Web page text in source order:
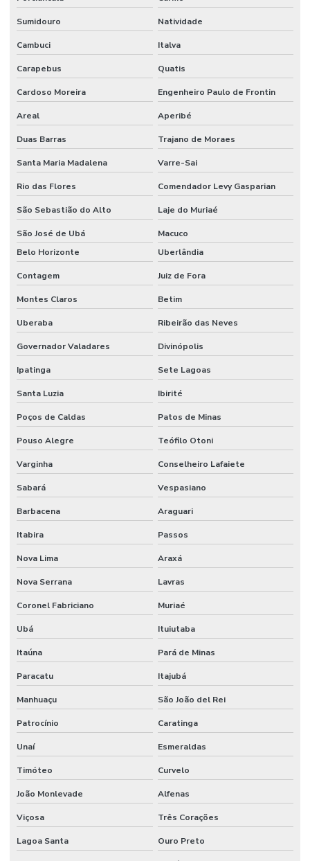
Limpeza De Escritórios E Empresas
Limpeza De Estruturas E Pisos
Limpeza De Estruturas E Pisos Industriais
Limpeza De Estruturas Industriais
Limpeza De Pisos Industriais
Limpeza De Recepção E Corredores
Limpeza E Conservação
Limpeza E Conservação De Ambientes Corporativos
Limpeza de espaços corporativos
Limpeza Especializada Para Ambientes Comerciais
Limpeza Profissional De Ambientes
Limpeza Profunda De Ambientes Administrativos
Limpeza Técnica De Ambientes Industriais
Limpeza Técnica De Indústrias E Escritórios
Manutenção corporativa
Manutenção Corretiva De Edifícios
Manutenção De Climatização Predial
Manutenção De Edifícios
Manutenção De Espaços E Limpeza Segura
Manutenção De Iluminação De Edifícios
Manutenção De Impermeabilização Predial
Manutenção De Sistemas Elétricos E Hidráulicos
Manutenção De Sistemas Elétricos Prediais
Manutenção De Sistemas Hidráulicos
Manutenção De Sistemas Sanitários
Manutenção E Conservação De Ambientes
Manutenção E Limpeza Industrial
Manutenção E Reparo De Edificações
Sumidouro Natividade
Cambuci Italva
Carapebus Quatis
Cardoso Moreira Engenheiro Paulo de Frontin
Areal Aperibé
Duas Barras Trajano de Moraes
Santa Maria Madalena Varre-Sai
Rio das Flores Comendador Levy Gasparian
São Sebastião do Alto Laje do Muriaé
São José de Ubá
Macuco
Belo Horizonte
Uberlândia
Contagem Juiz de Fora
Montes Claros Betim
Uberaba Ribeirão das Neves
Governador Valadares Divinópolis
Ipatinga Sete Lagoas
Santa Luzia Ibirité
Poços de Caldas Patos de Minas
Pouso Alegre Teófilo Otoni
Varginha Conselheiro Lafaiete
Sabará Vespasiano
Barbacena Araguari
Itabira Passos
Nova Lima Araxá
Nova Serrana Lavras
Coronel Fabriciano Muriaé
Ubá Ituiutaba
Itaúna Pará de Minas
Paracatu Itajubá
Manhuaçu São João del Rei
Patrocínio Caratinga
Unaí Esmeraldas
Timóteo Curvelo
João Monlevade Alfenas
Viçosa Três Corações
Lagoa Santa Ouro Preto